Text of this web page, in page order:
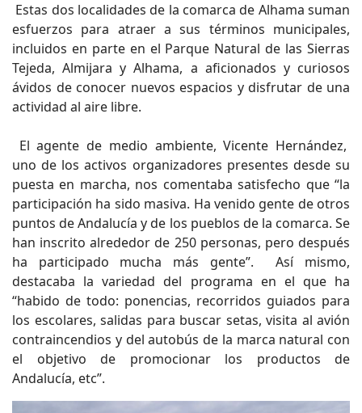
Estas dos localidades de la comarca de Alhama suman
esfuerzos para atraer a sus términos municipales,
incluidos en parte en el Parque Natural de las Sierras
Tejeda, Almijara y Alhama, a aficionados y curiosos
ávidos de conocer nuevos espacios y disfrutar de una
actividad al aire libre.
El agente de medio ambiente, Vicente Hernández,
uno de los activos organizadores presentes desde su
puesta en marcha, nos comentaba satisfecho que “la
participación ha sido masiva. Ha venido gente de otros
puntos de Andalucía y de los pueblos de la comarca. Se
han inscrito alrededor de 250 personas, pero después
ha participado mucha más gente”. Así mismo,
destacaba la variedad del programa en el que ha
“habido de todo: ponencias, recorridos guiados para
los escolares, salidas para buscar setas, visita al avión
contraincendios y del autobús de la marca natural con
el objetivo de promocionar los productos de
Andalucía, etc”.